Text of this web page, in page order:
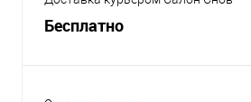
Бесплатно